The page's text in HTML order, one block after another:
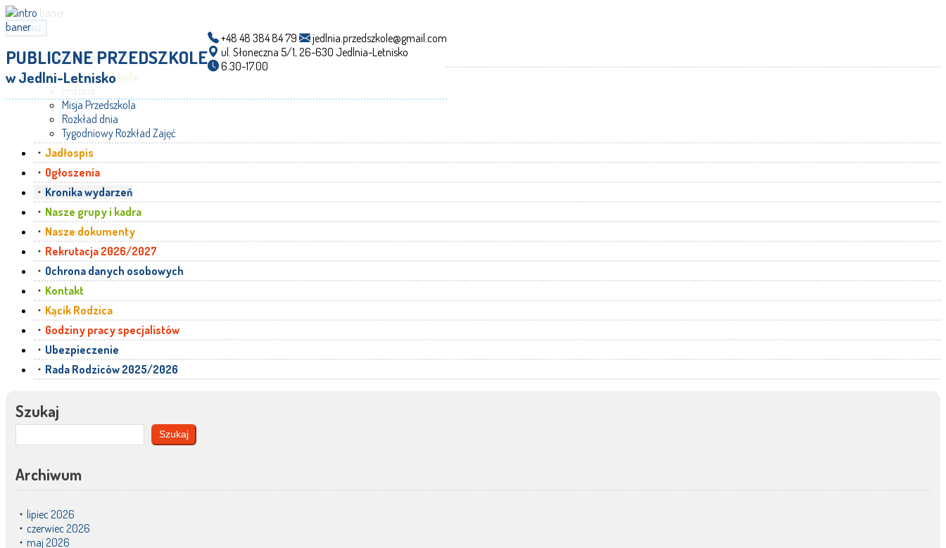
PUBLICZNE PRZEDSZKOLE
w Jedlni-Letnisko
+48 48 384 84 79
jedlnia.przedszkole@gmail.com
ul. Słoneczna 5/1, 26-630 Jedlnia-Letnisko
6.30-17.00
menu
Strona główna
Nasze przedszkole
Misja Przedszkola
Rozkład dnia
Tygodniowy Rozkład Zajęć
Jadłospis
Ogłoszenia
Kronika wydarzeń
Nasze grupy i kadra
Nasze dokumenty
Rekrutacja 2026/2027
Ochrona danych osobowych
Kontakt
Kącik Rodzica
Godziny pracy specjalistów
Ubezpieczenie
Rada Rodziców 2025/2026
Szukaj
Szukaj
Archiwum
lipiec 2026
czerwiec 2026
maj 2026